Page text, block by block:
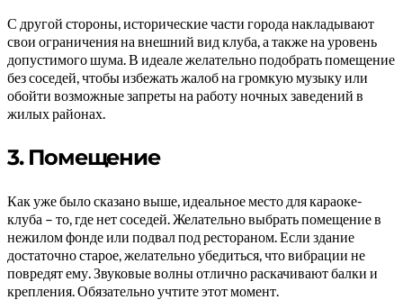
С другой стороны, исторические части города накладывают
свои ограничения на внешний вид клуба, а также на уровень
допустимого шума. В идеале желательно подобрать помещение
без соседей, чтобы избежать жалоб на громкую музыку или
обойти возможные запреты на работу ночных заведений в
жилых районах.
3. Помещение
Как уже было сказано выше, идеальное место для караоке-
клуба – то, где нет соседей. Желательно выбрать помещение в
нежилом фонде или подвал под рестораном. Если здание
достаточно старое, желательно убедиться, что вибрации не
повредят ему. Звуковые волны отлично раскачивают балки и
крепления. Обязательно учтите этот момент.